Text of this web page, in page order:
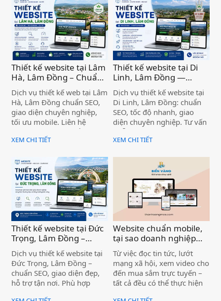
Thiết kế website tại Lâm
Hà, Lâm Đồng – Chuẩn
SEO, Giá Tốt )
Dịch vụ thiết kế web tại Lâm
Hà, Lâm Đồng chuẩn SEO,
giao diện chuyên nghiệp,
tối ưu mobile. Liên hệ
Thanh Sang MOS để được
tư vấn miễn phí ngay hôm
XEM CHI TIẾT
Thiết kế website tại Di
Linh, Lâm Đồng —
Chuẩn SEO, Chuyên
nghiệp )
Dịch vụ thiết kế website tại
Di Linh, Lâm Đồng: chuẩn
SEO, tốc độ nhanh, giao
diện chuyên nghiệp. Tư vấn
miễn phí, bàn giao đúng
hạn. Liên hệ ngay!
XEM CHI TIẾT
Thiết kế website tại Đức
Trọng, Lâm Đồng –
Chuẩn SEO, Chuyên
nghiệp )
Dịch vụ thiết kế website tại
Đức Trọng, Lâm Đồng –
chuẩn SEO, giao diện đẹp,
hỗ trợ tận nơi. Phù hợp
Website chuẩn mobile,
tại sao doanh nghiệp
cần quan tâm? Dịch vụ
thiết kế website chuyên
nghiệp )
Từ việc đọc tin tức, lướt
mạng xã hội, xem video cho
đến mua sắm trực tuyến –
tất cả đều có thể thực hiện